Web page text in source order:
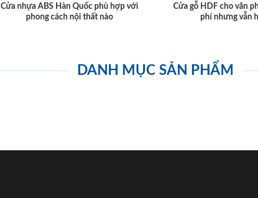
Cửa nhựa ABS Hàn Quốc phù hợp với
phong cách nội thất nào
Cửa gỗ HDF cho văn
phí nhưng vẫn
DANH MỤC SẢN PHẨM